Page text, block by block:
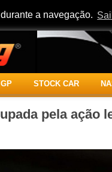
a navegação.
STOCK CAR
pela ação